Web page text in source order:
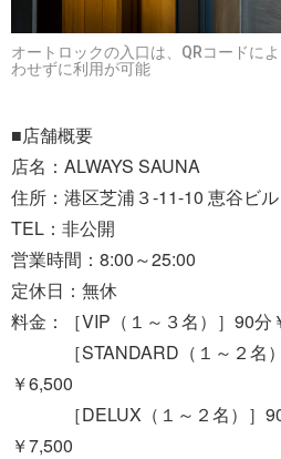
オートロックの入口は、QRコードに
わせずに利用が可能
■店舗概要
店名：ALWAYS SAUNA
住所：港区芝浦３-11-10 恵谷ビ
TEL：非公開
営業時間：8:00～25:00
定休日：無休
料金：［VIP（１～３名）］90分
［STANDARD（１～２名）
￥6,500
［DELUX（１～２名）］90
￥7,500